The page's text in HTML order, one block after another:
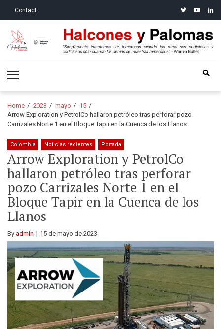
Contact twitteryoutube
Halcones y Palomas
Menu
Home 2023 mayo
15
Arrow Exploration y PetrolCo hallaron petróleo tras perforar pozo
Carrizales Norte 1 en el Bloque Tapir en la Cuenca de los Llanos
Colombia Noticias recientes Portada
Arrow Exploration y PetrolCo
hallaron petróleo tras perforar
pozo Carrizales Norte 1 en el
Bloque Tapir en la Cuenca de los
Llanos
By admin 15 de mayo de 2023